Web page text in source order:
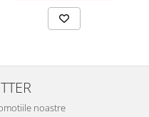
noastre